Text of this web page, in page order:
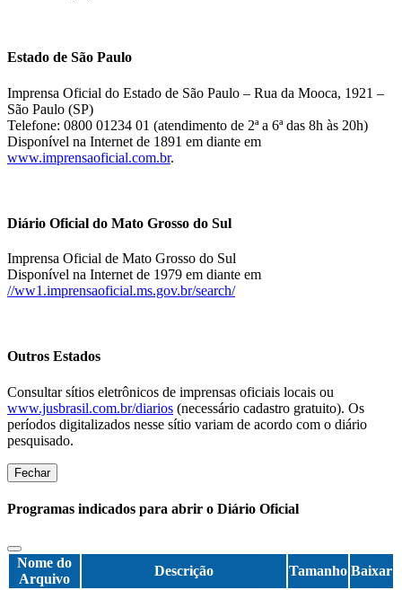
Estado de São Paulo
Imprensa Oficial do Estado de São Paulo – Rua da Mooca, 1921 –
São Paulo (SP)
Telefone: 0800 01234 01 (atendimento de 2ª a 6ª das 8h às 20h)
Disponível na Internet de 1891 em diante em
www.imprensaoficial.com.br.
Diário Oficial do Mato Grosso do Sul
Imprensa Oficial de Mato Grosso do Sul
Disponível na Internet de 1979 em diante em
//ww1.imprensaoficial.ms.gov.br/search/
Outros Estados
Consultar sítios eletrônicos de imprensas oficiais locais ou
www.jusbrasil.com.br/diarios (necessário cadastro gratuito). Os
períodos digitalizados nesse sítio variam de acordo com o diário
pesquisado.
Fechar
Programas indicados para abrir o Diário Oficial
Nome do
Arquivo
Descrição Tamanho Baixar